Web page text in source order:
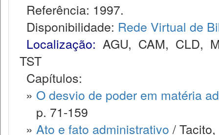
Referência: 1997.
Disponibilidade: Rede Virtual de
Localização: AGU, CAM, CLD,
TST
Capítulos:
» O desvio de poder em matéria
p. 71-159
» Ato e fato administrativo /